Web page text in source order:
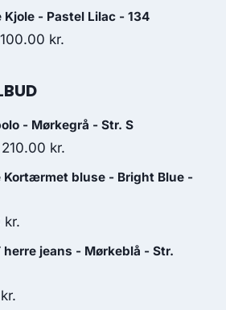
was:
price
is:
Kjole - Pastel Lilac - 134
Original
was:
100.00 kr.
- Mørkegrå - Str. S
Original
price
279.00 kr..
210.00 kr.
price
Kortærmet bluse - Bright Blue -
kr.
price
herre jeans - Mørkeblå - Str.
kr.